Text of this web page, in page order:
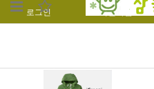
로그인 회원가입